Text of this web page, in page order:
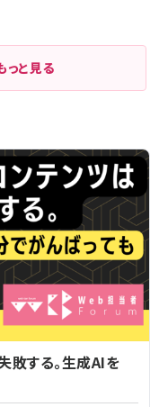
っと見る
敗する。生成AIを